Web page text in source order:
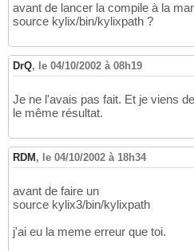
avant de lancer la compile à la
source kylix/bin/kylixpath ?
DrQ, le 04/10/2002 à 08h19
Je ne l'avais pas fait. Et je viens
le même résultat.
RDM , le 04/10/2002 à 18h34
avant de faire un
source kylix3/bin/kylixpath
j'ai eu la meme erreur que toi.